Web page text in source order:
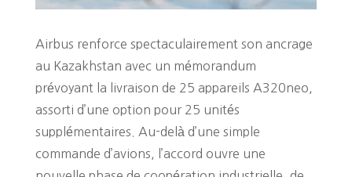
Airbus renforce spectaculairement son ancrage
au Kazakhstan avec un mémorandum
prévoyant la livraison de 25 appareils A320neo,
assorti d’une option pour 25 unités
supplémentaires. Au-delà d’une simple
commande d’avions, l’accord ouvre une